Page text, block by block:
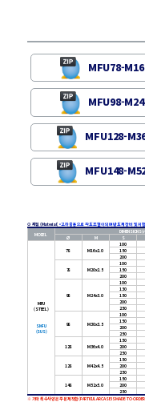
MFU78-M16
MFU98-M24
MFU128-
MFU148-
⊙ 재질 (Material) •고하중용으로 각도 조절이 되며 반도체 장비 및 시
MODEL
Ø
M S
MFU
(STEEL)
SMFU
(SUS)
78 M16x2.0
100
150
200
78 M20x2.5
100
150
200
98 M24x3.0
100
130
150
200
250
98 M30x3.5
100
150
200
250
128 M36x4.0
150
200
250
128 M42x4.5
150
200
250
148 M52x5.0
150
200
250
※ 기타 특수사양은 주문제작함(PARTICULAR CASE IS MADE-TO-